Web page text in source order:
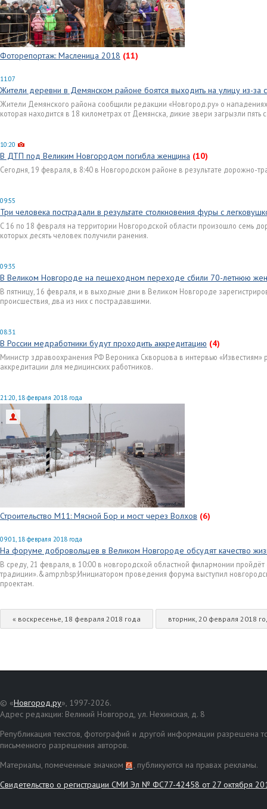
Фоторепортаж: Масленица 2018 (11)
11:07
Жители деревни в Демянском районе боятся выходить на улицу из-за
Жители Демянского района сообщили редакции «Новгород.ру» о
которая находится в 18 километрах от Демянска, дикие звери загрызли
10:20
В ДТП под Великим Новгородом погибла женщина (10)
Сегодня, 19 февраля, в 8:40 в Новгородском районе в результате дорожно-
09:55
Три человека пострадали в результате столкновения фуры с
С 16 по 18 февраля на территории Новгородской области произошло семь
которых десять человек получили ранения.
09:35
В Великом Новгороде на пешеходном переходе сбили 70-летнюю
В пятницу, 16 февраля, и в выходные дни в Великом Новгороде
происшествия, два из них с пострадавшими.
08:31
В России медработники будут проходить аккредитацию (4)
Министр здравоохранения РФ Вероника Скворцова в интервью «Известиям»
аккредитации для медицинских работников.
21:20, 18 февраля 2018 года
Строительство М11: Мясной Бор и мост через Волхов (6)
09:01, 18 февраля 2018 года
На форуме добровольцев в Великом Новгороде обсудят качество
В среду, 21 февраля, в 10:00 в новгородской областной филармонии
традиции».&amp;nbsp;Инициатором проведения форума выступил
проектам.
« воскресенье, 18 февраля 2018 года вторник, 20 февраля 2018
© «Новгород.ру», 1997-2026.
Адрес редакции: Великий Новгород, ул. Нехинская, д. 8
Републикация текстов, фотографий и другой информации разрешена
письменного разрешения авторов.
Материалы, помеченные значком
, публикуются на правах рекламы.
Свидетельство о регистрации СМИ Эл № ФС77-42458 от 27 октября